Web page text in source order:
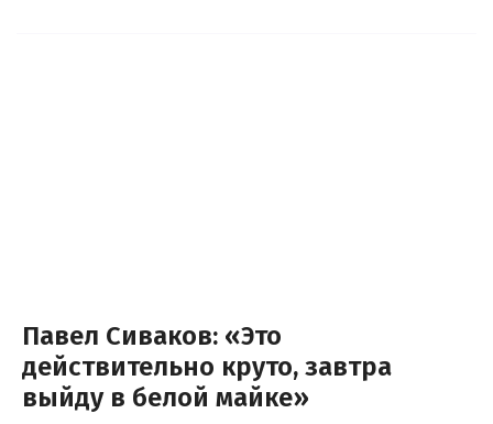
Павел Сиваков: «Это
действительно круто, завтра
выйду в белой майке»